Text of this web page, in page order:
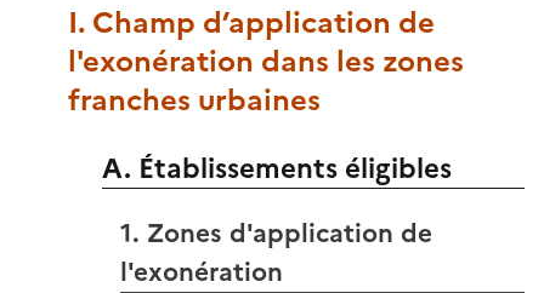
I. Champ d’application de
l'exonération dans les zones
franches urbaines
A. Établissements éligibles
1. Zones d'application de
l'exonération